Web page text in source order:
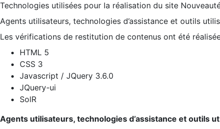
Technologies utilisées pour la réalisation du site
Agents utilisateurs, technologies d’assistance et outils
Les vérifications de restitution de contenus ont été
HTML 5
CSS 3
Javascript / JQuery 3.6.0
JQuery-ui
SolR
Agents utilisateurs, technologies d’assistance et outils